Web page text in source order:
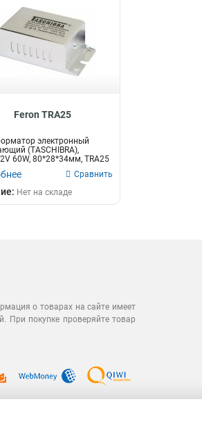
Feron TRA25
электронный
(TASCHIBRA),
60W, 80*28*34мм, TRA25
Сравнить
Нет на складе
о товарах на сайте имеет
При покупке проверяйте товар